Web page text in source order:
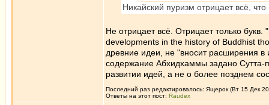
Никайский пуризм отрицает всё,
Не отрицает всё. Отрицает только
developments in the history of Buddhist
древние идеи, не "вносит расширения
cодержание Aбхидхаммы задано Сутта-
развитии идей, а не о более позднем
Последний раз редактировалось: Ящерок (Вт 15 Дек
Ответы на этот пост: Raudex